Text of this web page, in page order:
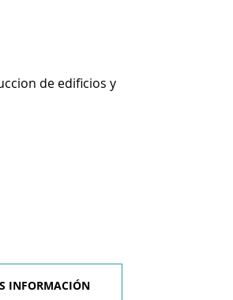
de edificios y
INFORMACIÓN